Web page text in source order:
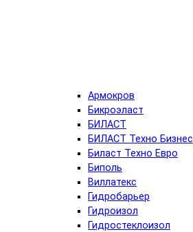
Армокров
Бикроэласт
БИЛАСТ
БИЛАСТ Техно Бизнес
Биласт Техно Евро
Биполь
Виллатекс
Гидробарьер
Гидроизол
Гидростеклоизол